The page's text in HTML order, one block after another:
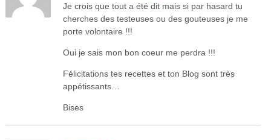
Je crois que tout a été dit mais si par hasard tu
cherches des testeuses ou des gouteuses je me
porte volontaire !!!
Oui je sais mon bon coeur me perdra !!!
Félicitations tes recettes et ton Blog sont très
appétissants…
Bises